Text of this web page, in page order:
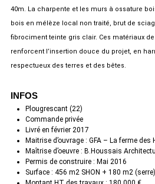
40m. La charpente et les murs à ossature
bois en mélèze local non traité, brut de
fibrociment teinte gris clair. Ces matériaux
renforcent l’insertion douce du projet, en
respectueux des terres et des bêtes.
INFOS
Plougrescant (22)
Commande privée
Livré en février 2017
Maitrise d’ouvrage : GFA – La ferme des
Maîtrise d’oeuvre : B.Houssais
Permis de construire : Mai 2016
Surface : 456 m2 SHON + 180 m2 (serre)